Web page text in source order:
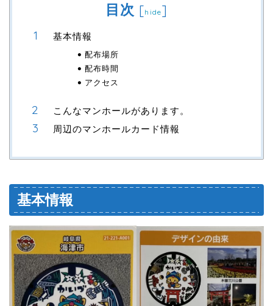
目次 [hide]
基本情報
配布場所
配布時間
アクセス
こんなマンホールがあります。
周辺のマンホールカード情報
基本情報